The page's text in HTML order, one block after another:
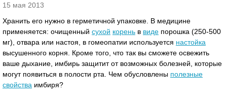
15 мая 2013
Хранить его нужно в герметичной упаковке. В медицине
применяется: очищенный сухой корень в виде порошка (250-500
мг), отвара или настоя, в гомеопатии используется настойка
высушенного корня. Кроме того, что так вы сможете освежить
ваше дыхание, имбирь защитит от возможных болезней, которые
могут появиться в полости рта.
Чем обусловлены полезные
свойства имбиря?